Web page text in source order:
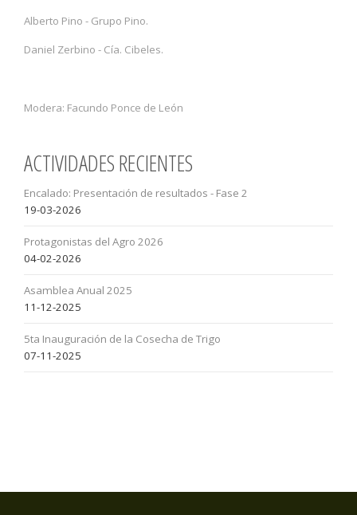
Alberto Pino - Grupo Pino.
Daniel Zerbino - Cía. Cibeles.
Modera: Facundo Ponce de León
ACTIVIDADES RECIENTES
Encalado: Presentación de resultados - Fase 2
19-03-2026
Protagonistas del Agro 2026
04-02-2026
Asamblea Anual 2025
11-12-2025
5ta Inauguración de la Cosecha de Trigo
07-11-2025